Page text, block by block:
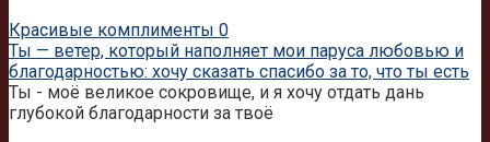
Красивые комплименты 0
Ты — ветер, который наполняет мои паруса любовью и
благодарностью: хочу сказать спасибо за то, что ты есть
Ты - моё великое сокровище, и я хочу отдать дань
глубокой благодарности за твоё